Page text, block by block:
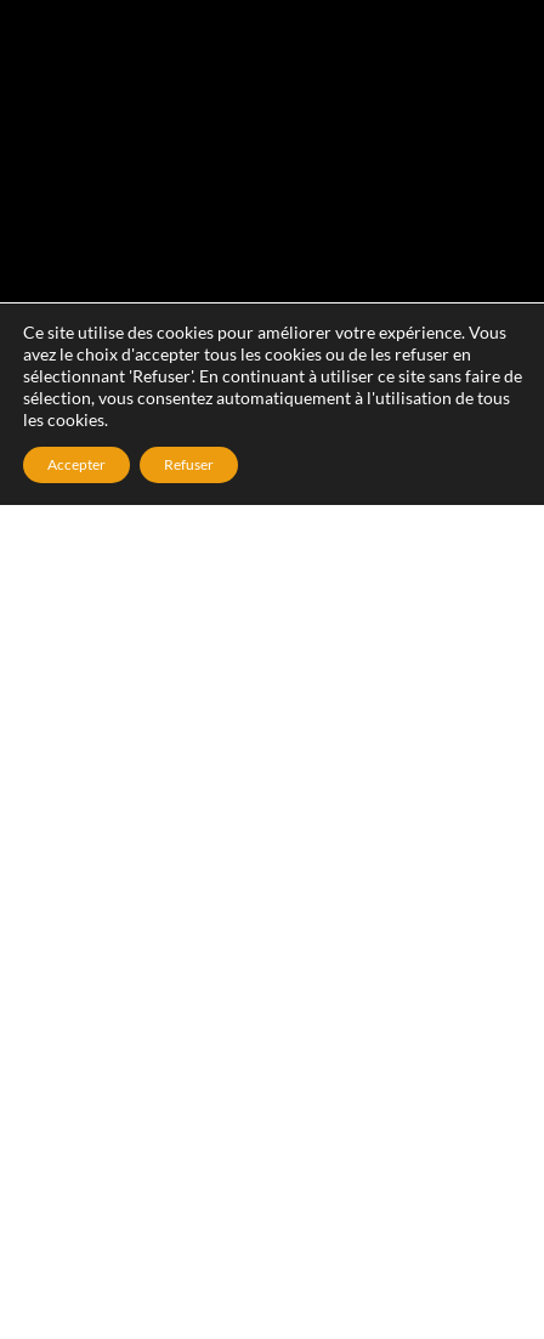
Ce site utilise des cookies pour améliorer votre expérience. Vous
avez le choix d'accepter tous les cookies ou de les refuser en
sélectionnant 'Refuser'. En continuant à utiliser ce site sans faire de
sélection, vous consentez automatiquement à l'utilisation de tous
les cookies.
Accepter Refuser